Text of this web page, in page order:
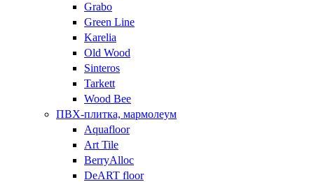
Grabo
Green Line
Karelia
Old Wood
Sinteros
Tarkett
Wood Bee
ПВХ-плитка, мармолеум
Aquafloor
Art Tile
BerryAlloc
DeART floor